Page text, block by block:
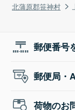
北蒲原郡笹神村
郵便番号
郵便局・
荷物のお